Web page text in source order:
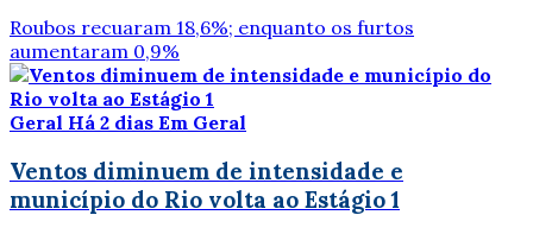
Roubos recuaram 18,6%; enquanto os furtos
aumentaram 0,9%
Geral Há 2 dias Em Geral
Ventos diminuem de intensidade e
município do Rio volta ao Estágio 1